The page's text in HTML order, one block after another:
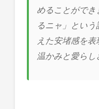
めることがで
るニャ」とい
えた安堵感を
温かみと愛らし